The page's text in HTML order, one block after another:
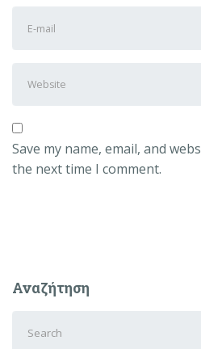
mail
Save my name, email, and
the next time I comment.
Αναζήτηση
for: